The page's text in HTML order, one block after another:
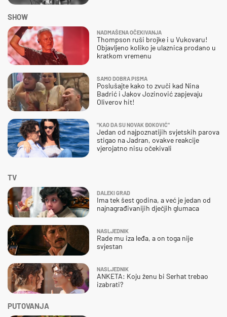
SHOW
NADMAŠENA OČEKIVANJA
Thompson ruši brojke i u Vukovaru!
Objavljeno koliko je ulaznica prodano u
kratkom vremenu
SAMO DOBRA PISMA
Poslušajte kako to zvuči kad Nina
Badrić i Jakov Jozinović zapjevaju
Oliverov hit!
"KAO DA SU NOVAK ĐOKOVIĆ"
Jedan od najpoznatijih svjetskih parova
stigao na Jadran, ovakve reakcije
vjerojatno nisu očekivali
TV
DALEKI GRAD
Ima tek šest godina, a već je jedan od
najnagrađivanijih dječjih glumaca
NASLJEDNIK
Rade mu iza leđa, a on toga nije
svjestan
NASLJEDNIK
ANKETA: Koju ženu bi Serhat trebao
izabrati?
PUTOVANJA